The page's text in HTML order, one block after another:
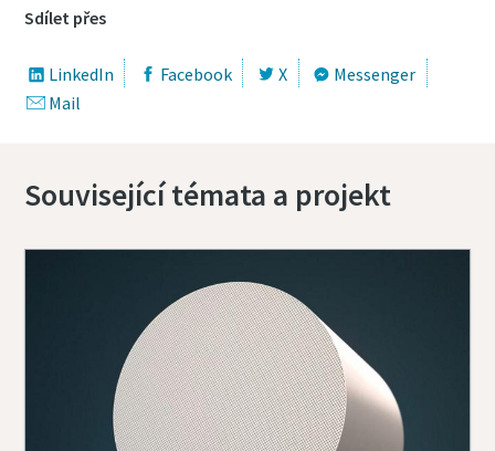
Sdílet přes
LinkedIn Facebook X
Messenger
Mail
Související témata a projekt